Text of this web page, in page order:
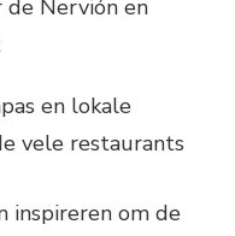
Nervión en
en lokale
vele restaurants
inspireren om de